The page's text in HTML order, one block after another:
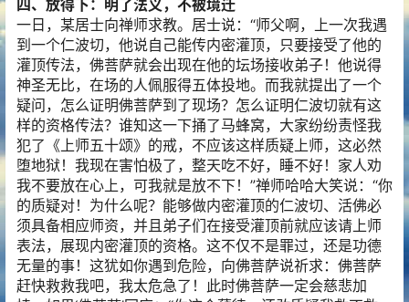
四、放得下：明了法义，不被境迁
一日，某居士向禅师求教。居士说：“师父啊，上一次我遇
到一个仁波切，他说自己能传内密灌顶，只要接受了他的
灌顶传法，佛菩萨就会出现在他的坛场接收弟子！他说得
神圣无比，在场的人佩服得五体投地。而我就提出了一个
疑问，怎么证明佛菩萨到了现场？怎么证明仁波切就有这
样的资格传法？谁知这一下捅了马蜂窝，大家纷纷责怪我
犯了《上师五十颂》的戒，不应该这样质疑上师，这必然
堕地狱！我现在害怕极了，整天吃不好，睡不好！家人劝
我不要放在心上，可我就是放不下！”禅师哈哈大笑说：“你
的质疑对！为什么呢？能够做内密灌顶的仁波切、活佛必
须具备相应师资，并且弟子们在接受灌顶前就应该请上师
表法，展现内密灌顶的资格。这不仅不是罪过，还是功德
无量的事！这犹如你遇到危险，向佛菩萨说祈求：佛菩萨
赶快救救我吧，我太危急了！此时佛菩萨一定会慈悲加